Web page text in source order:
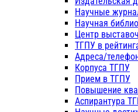
Научные
Научная
Центр
ТГПУ в
Адреса/
Корпуса ТГПУ
Прием в ТГПУ
Повышение
Аспирантура